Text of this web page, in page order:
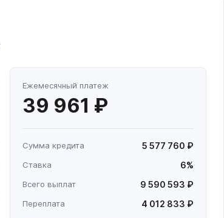
Ежемесячный платеж
39 961 ₽
Сумма кредита 5 577 760 ₽
Ставка 6%
Всего выплат 9 590 593 ₽
Переплата 4 012 833 ₽